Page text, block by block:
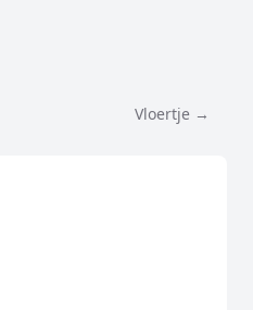
Vloertje →